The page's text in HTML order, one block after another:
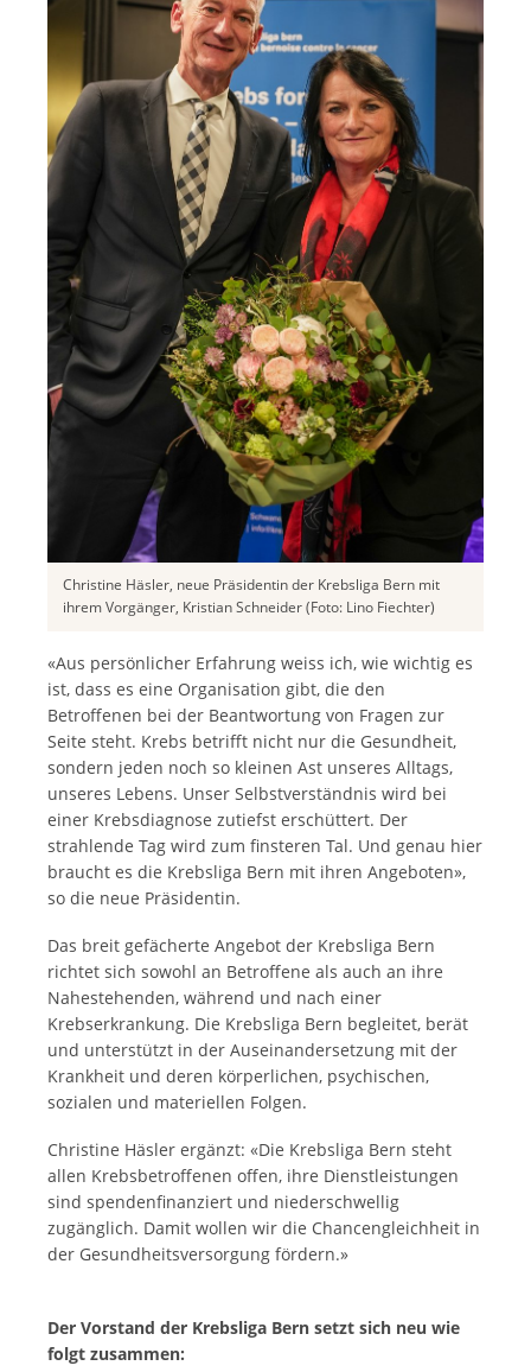
Christine Häsler, neue Präsidentin der Krebsliga Bern mit
ihrem Vorgänger, Kristian Schneider (Foto: Lino Fiechter)
«Aus persönlicher Erfahrung weiss ich, wie wichtig es
ist, dass es eine Organisation gibt, die den
Betroffenen bei der Beantwortung von Fragen zur
Seite steht. Krebs betrifft nicht nur die Gesundheit,
sondern jeden noch so kleinen Ast unseres Alltags,
unseres Lebens. Unser Selbstverständnis wird bei
einer Krebsdiagnose zutiefst erschüttert. Der
strahlende Tag wird zum finsteren Tal. Und genau hier
braucht es die Krebsliga Bern mit ihren Angeboten»,
so die neue Präsidentin.
Das breit gefächerte Angebot der Krebsliga Bern
richtet sich sowohl an Betroffene als auch an ihre
Nahestehenden, während und nach einer
Krebserkrankung. Die Krebsliga Bern begleitet, berät
und unterstützt in der Auseinandersetzung mit der
Krankheit und deren körperlichen, psychischen,
sozialen und materiellen Folgen.
Christine Häsler ergänzt: «Die Krebsliga Bern steht
allen Krebsbetroffenen offen, ihre Dienstleistungen
sind spendenfinanziert und niederschwellig
zugänglich. Damit wollen wir die Chancengleichheit in
der Gesundheitsversorgung fördern.»
Der Vorstand der Krebsliga Bern setzt sich neu wie
folgt zusammen: